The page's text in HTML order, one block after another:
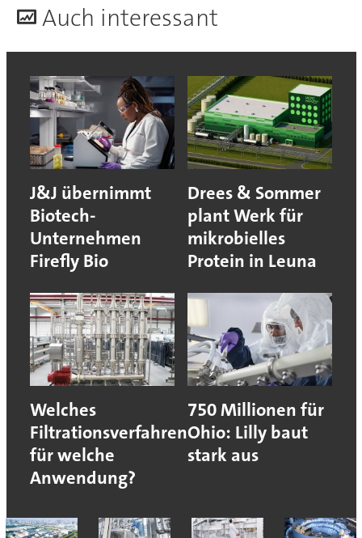
Auch interessant
J&J übernimmt
Biotech-
Unternehmen
Firefly Bio
Drees & Sommer
plant Werk für
mikrobielles
Protein in Leuna
Welches
Filtrationsverfahren
für welche
Anwendung?
750 Millionen für
Ohio: Lilly baut
stark aus